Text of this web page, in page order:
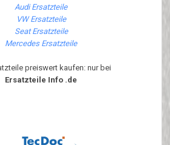
Audi Ersatzteile
VW Ersatzteile
Seat Ersatzteile
Mercedes Ersatzteile
preiswert kaufen: nur bei
Ersatzteile Info .de